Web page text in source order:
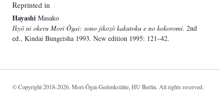
Reprinted in
HayashiMasako
Ikyō ni okeru Mori Ōgai: sono jikozō kakutoku e no kokoromi. 2nd
ed., Kindai Bungeisha 1993. New edition 1995: 121–42.
© Copyright 2018-2026. Mori-Ōgai-Gedenkstätte, HU Berlin. All rights reserved.